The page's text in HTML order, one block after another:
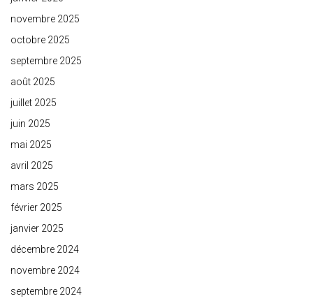
novembre 2025
octobre 2025
septembre 2025
août 2025
juillet 2025
juin 2025
mai 2025
avril 2025
mars 2025
février 2025
janvier 2025
décembre 2024
novembre 2024
septembre 2024